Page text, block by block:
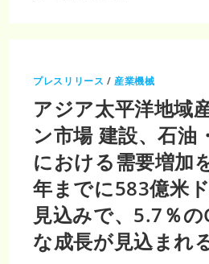
具
市
は、
コ
ン
パ
ク
ト
工
具
の
革
新
と
軽
量
産
プレスリリース /産業機械
アジア太平洋地域
ン市場 建設、石油
における需要増加
年までに583億米
見込みで、5.7％の
な成長が見込まれ